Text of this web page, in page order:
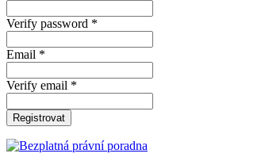
Verify password *
Email *
Verify email *
Registrovat